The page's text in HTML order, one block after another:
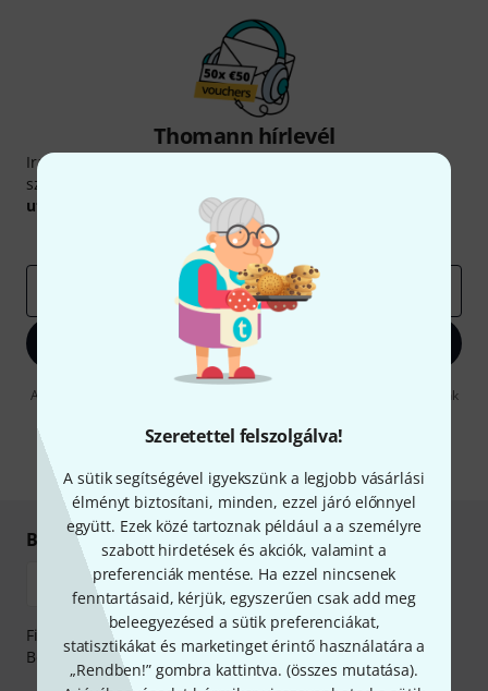
Szeretettel felszolgálva!
A sütik segítségével igyekszünk a legjobb vásárlási
élményt biztosítani, minden, ezzel járó előnnyel
együtt. Ezek közé tartoznak például a a személyre
szabott hirdetések és akciók, valamint a
preferenciák mentése. Ha ezzel nincsenek
fenntartásaid, kérjük, egyszerűen csak add meg
beleegyezésed a sütik preferenciákat,
statisztikákat és marketinget érintő használatára a
„Rendben!” gombra kattintva. (összes mutatása).
Thomann hírlevél
Iratkozz fel a Thomann angol nyelvű hírlevelére, és kis
szerencsével megnyerheted a
utalvány
Inspiráló gondolatok
Akciók
Bejelentkezés
A "Bejelentkezés" gombra kattintva elfogadja, hogy e-mailben küldjünk
információkat azdata protection guideline-ben talál.
Biztonságos vásárlás és fizetés
Fizessen biztonságosan, titkosítással: Banki átutalás vagy
Betéti- vagy hitelkártya segítségével